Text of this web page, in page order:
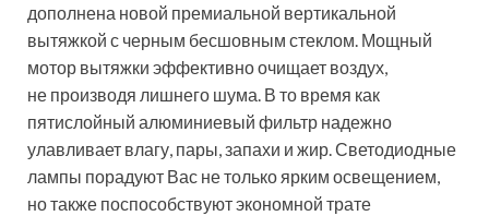
дополнена новой премиальной вертикальной
вытяжкой с черным бесшовным стеклом. Мощный
мотор вытяжки эффективно очищает воздух,
не производя лишнего шума. В то время как
пятислойный алюминиевый фильтр надежно
улавливает влагу, пары, запахи и жир. Светодиодные
лампы порадуют Вас не только ярким освещением,
но также поспособствуют экономной трате